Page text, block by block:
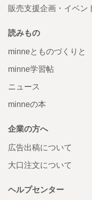
販売支援企画・イベン
読みもの
minneとものづくりと
minne学習帖
ニュース
minneの本
企業の方へ
広告出稿について
大口注文について
ヘルプセンター